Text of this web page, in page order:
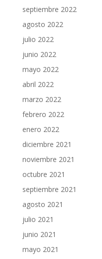
septiembre 2022
agosto 2022
julio 2022
junio 2022
mayo 2022
abril 2022
marzo 2022
febrero 2022
enero 2022
diciembre 2021
noviembre 2021
octubre 2021
septiembre 2021
agosto 2021
julio 2021
junio 2021
mayo 2021